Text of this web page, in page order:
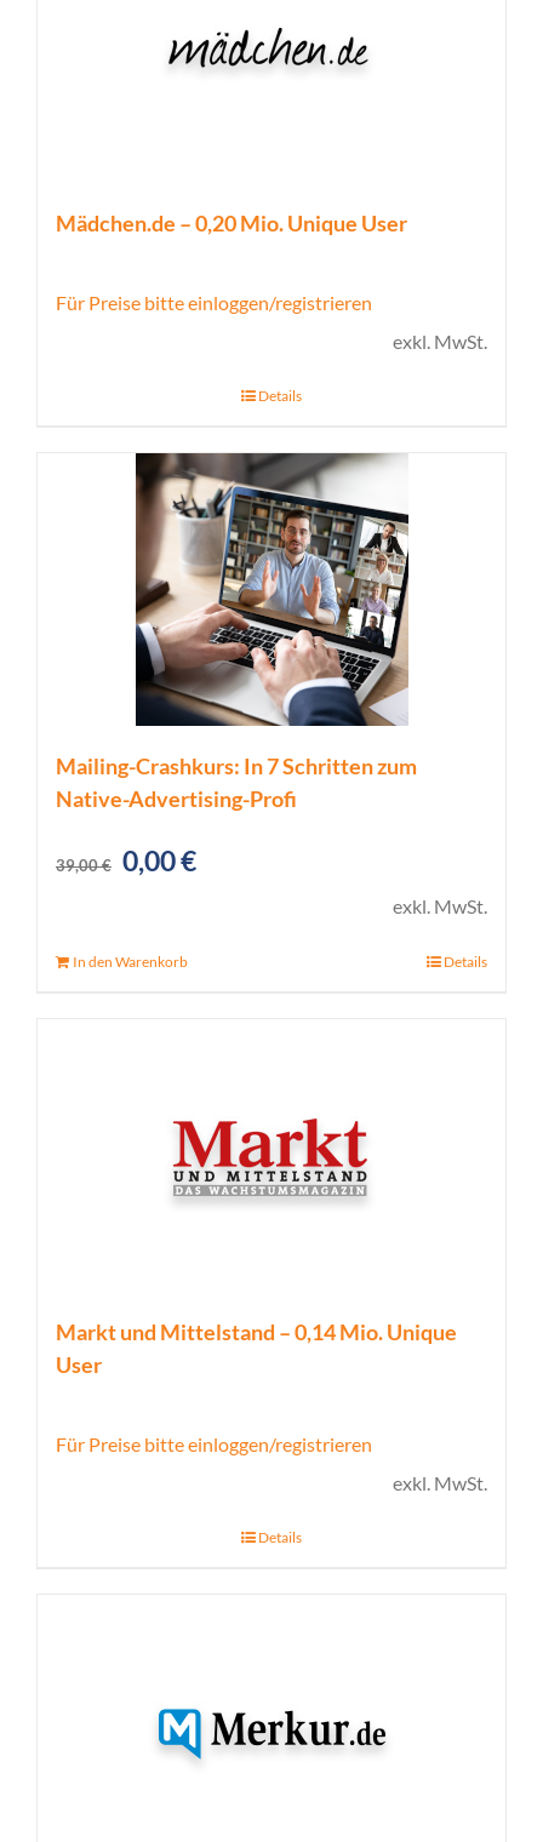
Mädchen.de – 0,20 Mio. Unique User
Für Preise bitte einloggen/registrieren
exkl. MwSt.
Details
Mailing-Crashkurs: In 7 Schritten zum
Native-Advertising-Profi
39,00€ Ursprünglicher
0,00€Aktueller
exkl. MwSt.
In den Warenkorb Details
Markt und Mittelstand – 0,14 Mio. Unique
User
Für Preise bitte einloggen/registrieren
exkl. MwSt.
Details